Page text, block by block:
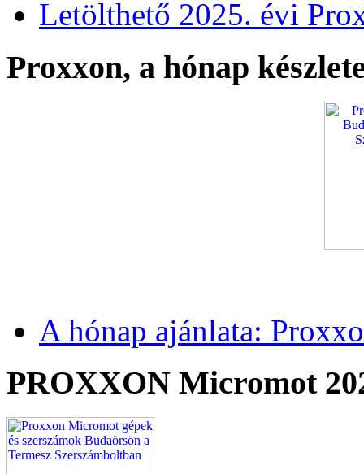
Letölthető 2025. évi
Proxxon, a hónap
A hónap ajánlata:
PROXXON Micromot